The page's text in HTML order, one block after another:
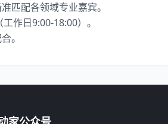
匹配各领域专业嘉宾。
作日9:00-18:00）。
。